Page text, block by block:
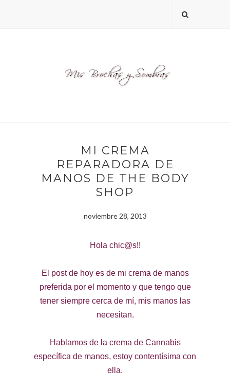
MI CREMA
REPARADORA DE
MANOS DE THE BODY
SHOP
noviembre 28, 2013
Hola chic@s!!
El post de hoy es de mi crema de manos
preferida por el momento y que tengo que
tener siempre cerca de mí, mis manos las
necesitan.
Hablamos de la crema de Cannabis
específica de manos, estoy contentísima con
ella.